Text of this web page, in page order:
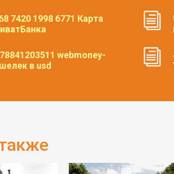
7420 1998 6771 Карта
webmoney-
в usd